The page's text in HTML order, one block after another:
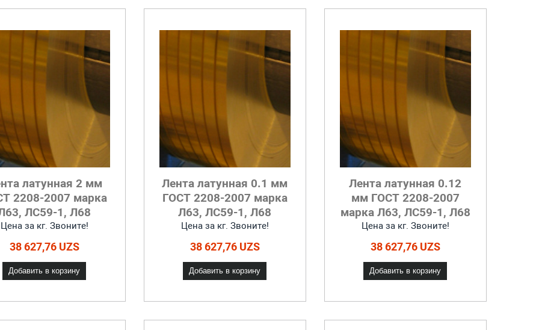
латунная 2 мм
2208-2007 марка
ЛС59-1, Л68
Цена за кг. Звоните!
38 627,76 UZS
Добавить в корзину
Лента латунная 0.1 мм
ГОСТ 2208-2007 марка
Л63, ЛС59-1, Л68
Цена за кг. Звоните!
38 627,76 UZS
Добавить в корзину
Лента латунная 0.12
мм ГОСТ 2208-2007
марка Л63, ЛС59-1, Л68
Цена за кг. Звоните!
38 627,76 UZS
Добавить в корзину